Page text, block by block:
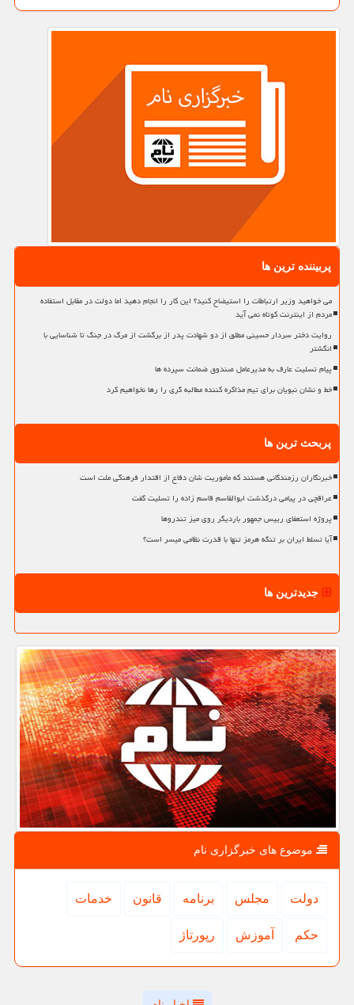
پربیننده ترین ها
می خواهید وزیر ارتباطات را استیضاح کنید؟ این کار را انجام دهید اما دولت در مقابل استفاده
مردم از اینترنت کوتاه نمی آید
روایت دختر سردار حسینی مطلق از دو شهادت پدر از برگشت از مرگ در جنگ تا شناسایی با
انگشتر
پیام تسلیت عارف به مدیرعامل صندوق ضمانت سپرده ها
خط و نشان نبویان برای تیم مذاکره کننده مطالبه گری را رها نخواهیم کرد
پربحث ترین ها
خبرنگاران رزمندگانی هستند که مأموریت شان دفاع از اقتدار فرهنگی ملت است
عراقچی در پیامی درگذشت ابوالقاسم قاسم زاده را تسلیت گفت
پروژه استعفای رییس جمهور باردیگر روی میز تندروها
آیا تسلط ایران بر تنگه هرمز تنها با قدرت نظامی میسر است؟
جدیدترین ها
موضوع های خبرگزاری نام
دولت مجلس برنامه قانون خدمات
حكم آموزش رپورتاژ